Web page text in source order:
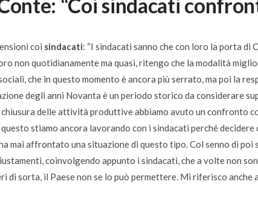
“Coi sindacati
coi sindacati: “I sindacati sanno che con loro la porta di
non quotidianamente ma quasi, ritengo che la modalità
che in questo momento è ancora più serrato, ma poi la
degli anni Novanta è un periodo storico da considerare
delle attività produttive abbiamo avuto un confronto
stiamo ancora lavorando con i sindacati perché
mai affrontato una situazione di questo tipo. Col senno di poi
coinvolgendo appunto i sindacati, che a volte non
di sorta, il Paese non se lo può permettere. Mi riferisco anche